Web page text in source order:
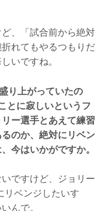
、「試合前から絶対
れてもやるつもりだ
いですね。
り上がっていたの
とに寂しいというフ
ー選手とあえて練習
のか、絶対にリベン
今はいかがですか。
ですけど、ジョリー
リベンジしたいす
んで。